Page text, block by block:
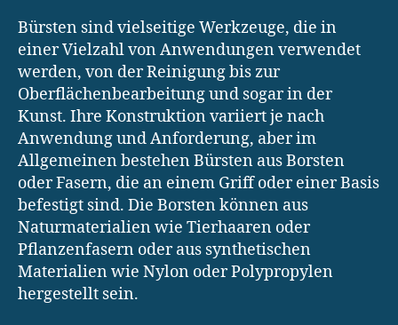
Bürsten sind vielseitige Werkzeuge, die in
einer Vielzahl von Anwendungen verwendet
werden, von der Reinigung bis zur
Oberflächenbearbeitung und sogar in der
Kunst. Ihre Konstruktion variiert je nach
Anwendung und Anforderung, aber im
Allgemeinen bestehen Bürsten aus Borsten
oder Fasern, die an einem Griff oder einer Basis
befestigt sind. Die Borsten können aus
Naturmaterialien wie Tierhaaren oder
Pflanzenfasern oder aus synthetischen
Materialien wie Nylon oder Polypropylen
hergestellt sein.